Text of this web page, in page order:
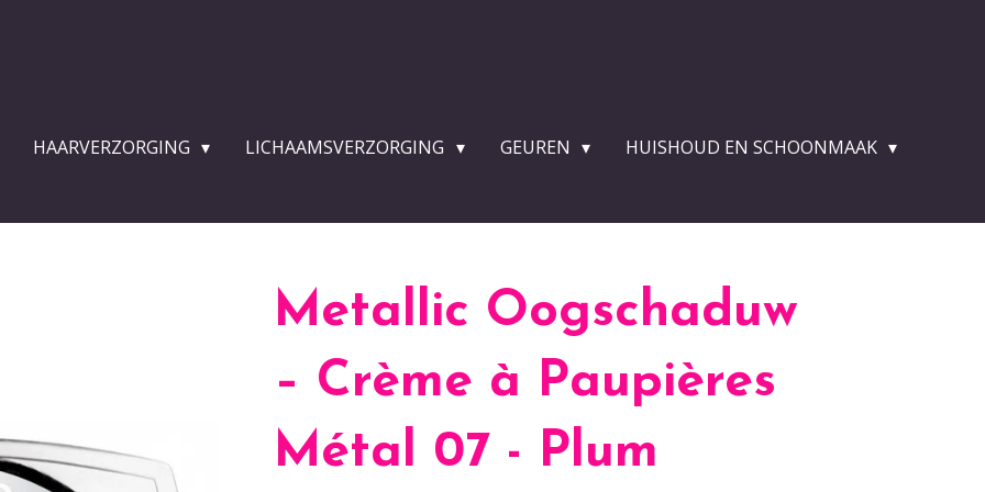
HAARVERZORGING LICHAAMSVERZORGING GEUREN
HUISHOUD EN SCHOONMAAK
Metallic Oogschaduw
– Crème à Paupières
Métal 07 - Plum